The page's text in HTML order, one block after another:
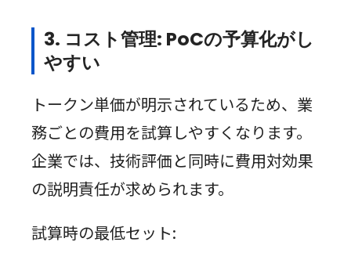
3. コスト管理: PoCの予算化がし
やすい
トークン単価が明示されているため、業
務ごとの費用を試算しやすくなります。
企業では、技術評価と同時に費用対効果
の説明責任が求められます。
試算時の最低セット: